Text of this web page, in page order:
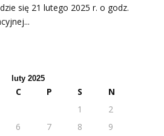
się 21 lutego 2025 r. o godz.
luty 2025
C P S
N
1
2
6 7 8
9